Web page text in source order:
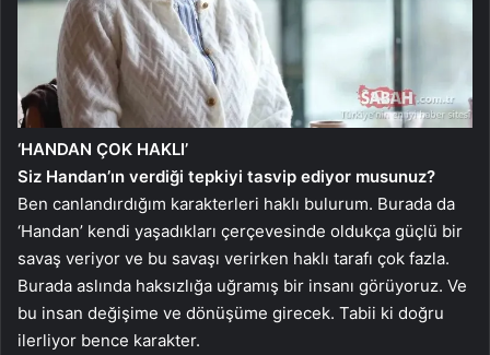
‘HANDAN ÇOK HAKLI’
Siz Handan’ın verdiği tepkiyi tasvip ediyor musunuz?
Ben canlandırdığım karakterleri haklı bulurum. Burada da
‘Handan’ kendi yaşadıkları çerçevesinde oldukça güçlü bir
savaş veriyor ve bu savaşı verirken haklı tarafı çok fazla.
Burada aslında haksızlığa uğramış bir insanı görüyoruz. Ve
bu insan değişime ve dönüşüme girecek. Tabii ki doğru
ilerliyor bence karakter.